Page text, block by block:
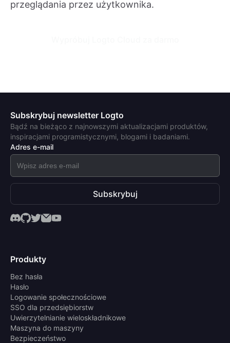
przeglądania przez użytkownika.
Subskrybuj newsletter Logto
Bądź na bieżąco z najnowszymi aktualizacjami produktów,
inspiracjami programistycznymi, blogami i badaniami.
Adres e-mail
Subskrybuj
Produkty
Bez hasła
Hasło
Logowanie społecznościowe
SSO dla przedsiębiorstw
Uwierzytelnianie wieloskładnikowe
Maszyna do maszyny
Bezpieczeństwo